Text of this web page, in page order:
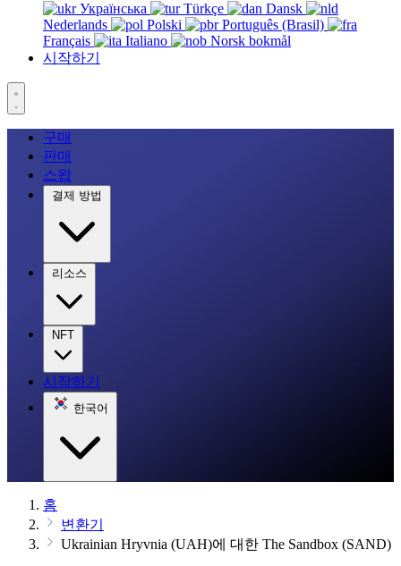
Українська
Türkçe
Dansk
Nederlands
Polski
Português (Brasil)
Français
Italiano
Norsk bokmål
시작하기
구매
판매
스왑
결제 방법
리소스
NFT
시작하기
한국어
홈
변환기
Ukrainian Hryvnia (UAH)에 대한 The Sandbox (SAND)